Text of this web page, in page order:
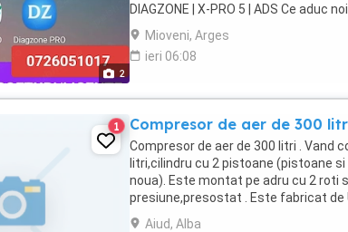
2
DIAGZONE | X-PRO 5 | ADS ​ Ce aduc
Suport complet pentru ...
Mioveni, Arges
ieri 06:08
1 Compresor de aer de 300
Compresor de aer de 300 litri . Vand
litri,cilindru cu 2 pistoane (pistoane
noua). Este montat pe adru cu 2 roti
presiune,presostat . Este fabricat de
fost reconstruit de cativa ani ...
Aiud, Alba